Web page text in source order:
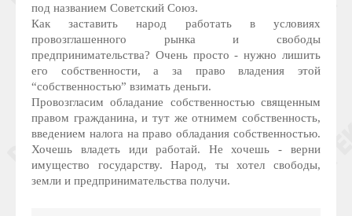
под названием Советский Союз.
Как заставить народ работать в условиях
провозглашенного рынка и свободы
предпринимательства? Очень просто - нужно лишить
его собственности, а за право владения этой
“собственностью” взимать деньги.
Провозгласим обладание собственностью священным
правом гражданина, и тут же отнимем собственность,
введением налога на право обладания собственностью.
Хочешь владеть иди работай. Не хочешь - верни
имущество государству. Народ, ты хотел свободы,
земли и предпринимательства получи.